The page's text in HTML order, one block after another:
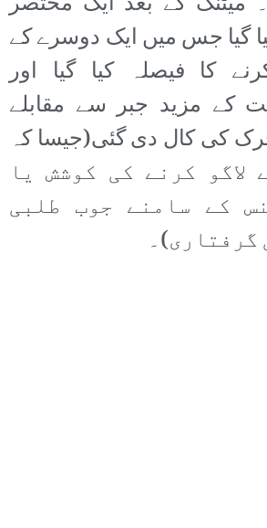
گیا جس میں ایک دوسرے کے
کا فیصلہ کیا گیا اور
کے مزید جبر سے مقابلے
کی کال دی گئی(جیسا کہ
155 کے لاگو کرنے کی کوشش یا
کے سامنے جوب طلبی
گرفتاری)۔